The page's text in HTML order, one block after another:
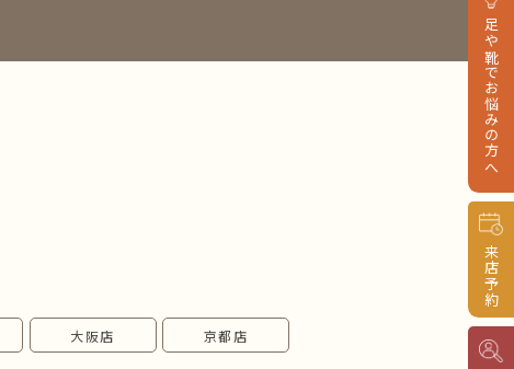
足や靴でお悩みの方へ
来店予約
大阪店 京都店